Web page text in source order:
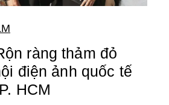
ràng thảm đỏ
điện ảnh quốc tế
HCM